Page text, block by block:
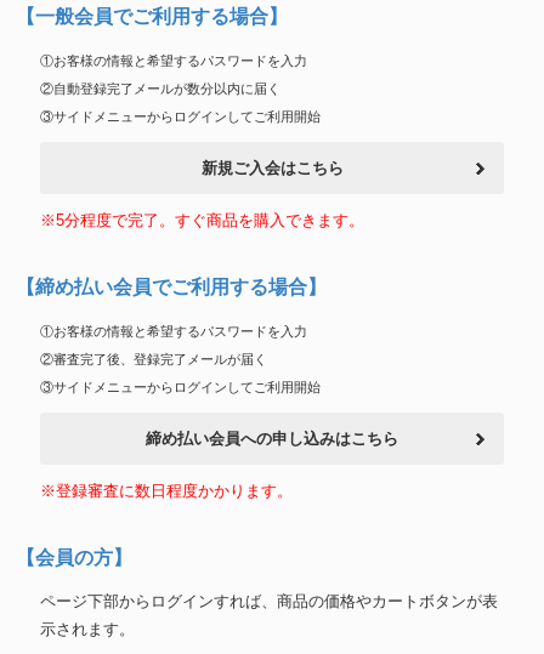
【一般会員でご利用する場合】
①お客様の情報と希望するパスワードを入力
②自動登録完了メールが数分以内に届く
③サイドメニューからログインしてご利用開始
新規ご入会はこちら
※5分程度で完了。すぐ商品を購入できます。
【締め払い会員でご利用する場合】
①お客様の情報と希望するパスワードを入力
②審査完了後、登録完了メールが届く
③サイドメニューからログインしてご利用開始
締め払い会員への申し込みはこちら
※登録審査に数日程度かかります。
【会員の方】
ページ下部からログインすれば、商品の価格やカートボタンが表
示されます。